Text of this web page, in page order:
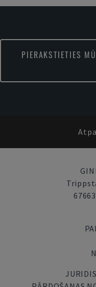
PIERAKSTIETIES